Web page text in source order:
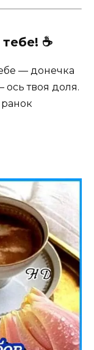
☕️
— донечка
ось твоя доля.